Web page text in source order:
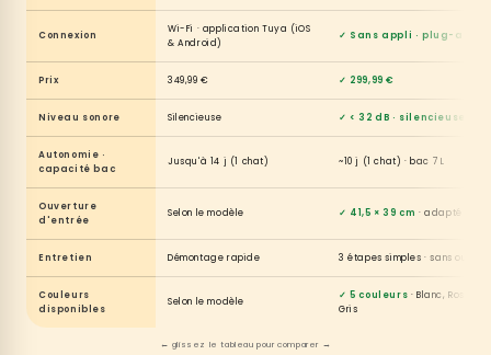
Connexion
Wi-Fi · application Tuya (iOS
& Android)
✓ Sans appli · plug-and-
Prix 349,99 € ✓ 299,99 €
Niveau sonore Silencieuse ✓ < 32 dB · silencieuse
Autonomie ·
capacité bac
Jusqu'à 14 j (1 chat) ~10 j (1 chat) · bac 7 L
Ouverture
d'entrée
Selon le modèle ✓ 41,5 × 39 cm · adapté aux
Entretien Démontage rapide 3 étapes simples · sans outil
Couleurs
disponibles
Selon le modèle ✓ 5 couleurs · Blanc, Rose,
Gris
← glissez le tableau pour comparer →